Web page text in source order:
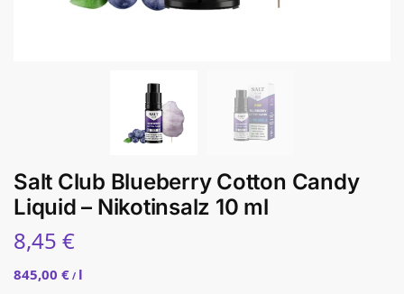
Salt Club Blueberry Cotton Candy
Liquid – Nikotinsalz 10 ml
8,45 €
845,00 € / l